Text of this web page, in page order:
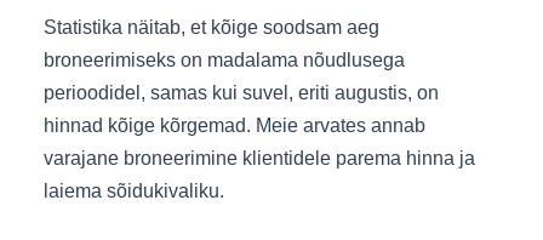
Statistika näitab, et kõige soodsam aeg
broneerimiseks on madalama nõudlusega
perioodidel, samas kui suvel, eriti augustis, on
hinnad kõige kõrgemad. Meie arvates annab
varajane broneerimine klientidele parema hinna ja
laiema sõidukivaliku.